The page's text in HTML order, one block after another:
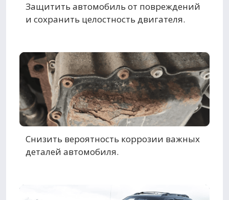
Защитить автомобиль от повреждений
и сохранить целостность двигателя.
Снизить вероятность коррозии важных
деталей автомобиля.